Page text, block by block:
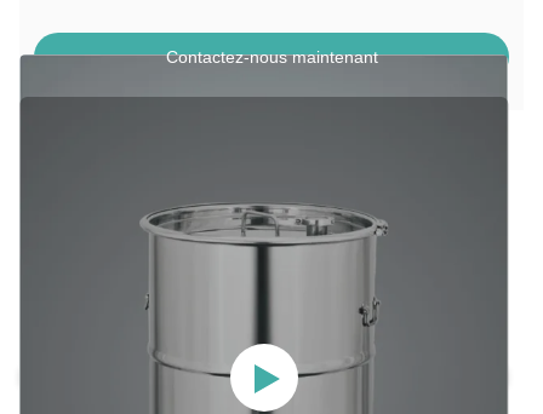
Contactez-nous maintenant